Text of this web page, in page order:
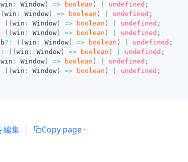
win : Window) => boolean ) undefined ;
( win : Window) => boolean ) undefined ;
( ( win : Window) => boolean ) undefined ;
( ( win : Window) => boolean ) undefined ;
? : ( ( win : Window) => boolean ) undefined ;
: ( ( win : Window) => boolean ) undefined ;
win : Window) => boolean ) undefined ;
( ( win : Window) => boolean ) undefined ;
編集 Copy page